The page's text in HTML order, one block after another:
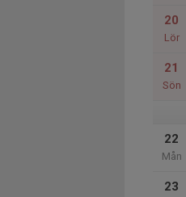
20
Lör
21
Sön
22
Mån
23